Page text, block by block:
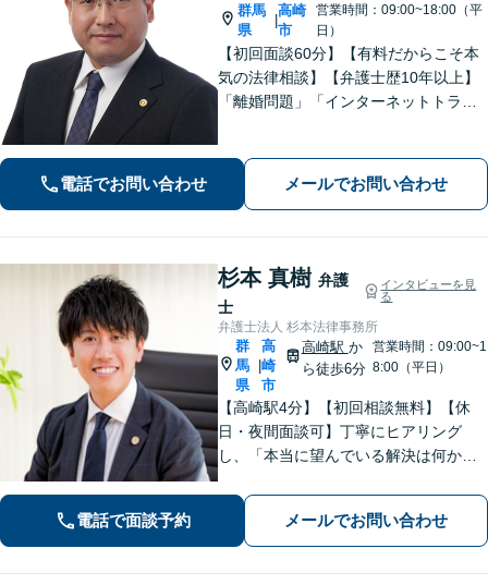
群馬
県
|
高崎
市
営業時間：09:00~18:00（平
日）
【初回面談60分】【有料だからこそ本
気の法律相談】【弁護士歴10年以上】
「離婚問題」「インターネットトラブ
そして大胆に、オーダーメイドの弁護
を展開します【高崎駅徒歩15分】
電話でお問い合わせ メールでお問い合わせ
杉本 真樹 弁護
士
インタビューを見
る
弁護士法人 杉本法律事務所
群
馬
県
高
崎
市
高崎駅 か
ら徒歩6分
営業時間：09:00~1
8:00（平日）
【高崎駅4分】【初回相談無料】【休
日・夜間面談可】丁寧にヒアリング
し、「本当に望んでいる解決は何か」
きめ細やかな対応で、依頼者さまにご
満足いただけるように心がけておりま
す。お悩みの際は、ぜひご相談くださ
い。
電話で面談予約 メールでお問い合わせ